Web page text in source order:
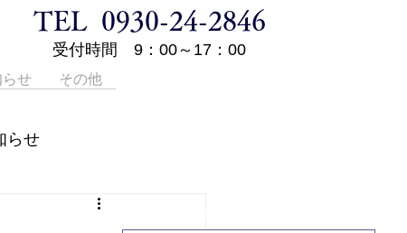
TEL 0930-24-2846
受付時間 9：00～17：00
せ その他
らせ